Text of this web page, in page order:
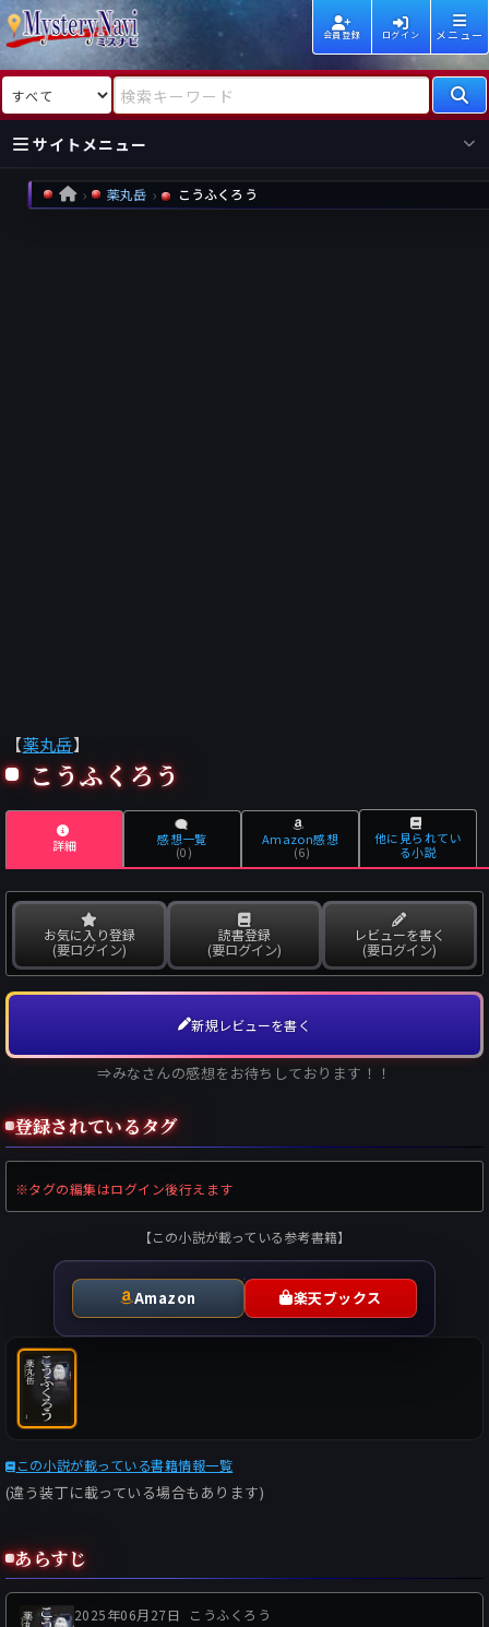
会員登録 ログイン メニュー
検索対象 検索キーワード
サイトメニュー
国内
海外
HOME 薬丸岳 こうふくろう
【薬丸岳】
こうふくろう
詳細 感想一覧
(0)
Amazon感想
(6)
他に見られてい
る小説
お気に入り登録
(要ログイン)
読書登録
(要ログイン)
レビューを書く
(要ログイン)
新規レビューを書く
⇒みなさんの感想をお待ちしております！！
登録されているタグ
※タグの編集はログイン後行えます
【この小説が載っている参考書籍】
Amazon 楽天ブックス
この小説が載っている書籍情報一覧
(違う装丁に載っている場合もあります)
あらすじ
2025年06月27日 こうふくろう